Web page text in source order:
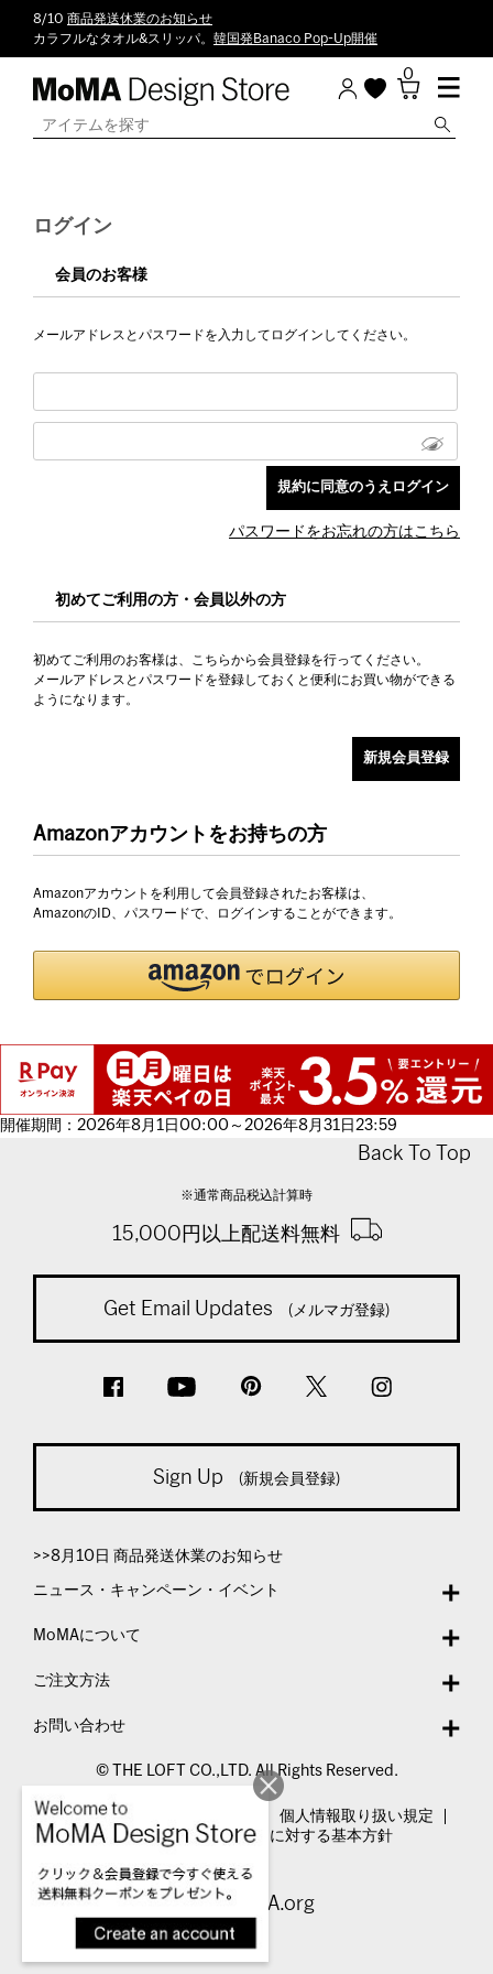
8/10 商品発送休業のお知らせ
カラフルなタオル&スリッパ。 韓国発Banaco Pop-Up開催
0
ログイン
会員のお客様
メールアドレスとパスワードを入力してログインしてください。
パスワードをお忘れの方はこちら
初めてご利用の方・会員以外の方
初めてご利用のお客様は、こちらから会員登録を行ってください。
メールアドレスとパスワードを登録しておくと便利にお買い物ができる
ようになります。
Amazonアカウントをお持ちの方
Amazonアカウントを利用して会員登録されたお客様は、
AmazonのID、パスワードで、ログインすることができます。
開催期間：2026年8月1日00:00～2026年8月31日23:59
Back To Top
※通常商品税込計算時
15,000円以上配送料無料
Get Email Updates (メルマガ登録)
Sign Up (新規会員登録)
>>8月10日 商品発送休業のお知らせ
ニュース・キャンペーン・イベント
MoMAについて
ご注文方法
お問い合わせ
© THE LOFT CO.,LTD. All Rights Reserved.
特定商取引法表示
個人情報取り扱い規定
カスタマーハラスメントに対する基本方針
Visit MoMA.org